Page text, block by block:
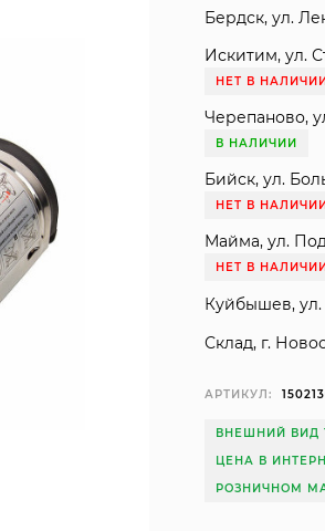
Бердск, ул.
Искитим, ул.
НЕТ В
Черепаново,
В НАЛИЧИИ
Бийск, ул.
НЕТ В
Майма, ул.
НЕТ В
Куйбышев, ул.
Склад, г.
АРТИКУЛ:
ВНЕШНИЙ ВИД
ЦЕНА В
РОЗНИЧНОМ